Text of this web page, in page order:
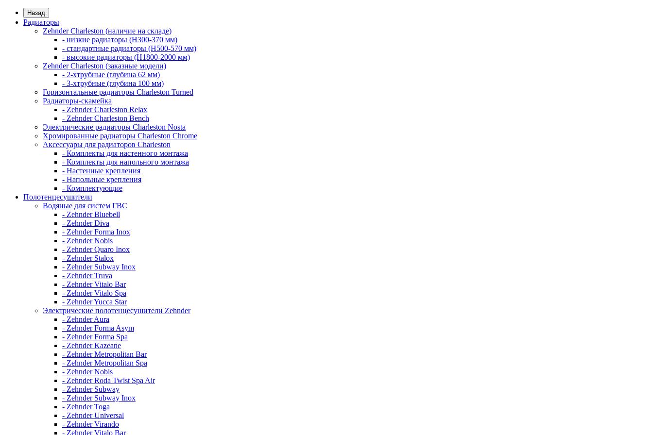
Назад
Радиаторы
Zehnder Charleston (наличие на складе)
- низкие радиаторы (H300-370 мм)
- стандартные радиаторы (H500-570 мм)
- высокие радиаторы (H1800-2000 мм)
Zehnder Charleston (заказные модели)
- 2-хтрубные (глубина 62 мм)
- 3-хтрубные (глубина 100 мм)
Горизонтальные радиаторы Charleston Turned
Радиаторы-скамейка
- Zehnder Charleston Relax
- Zehnder Charleston Bench
Электрические радиаторы Charleston Nosta
Хромированные радиаторы Charleston Chrome
Аксессуары для радиаторов Charleston
- Комплекты для настенного монтажа
- Комплекты для напольного монтажа
- Настенные крепления
- Напольные крепления
- Комплектующие
Полотенцесушители
Водяные для систем ГВС
- Zehnder Bluebell
- Zehnder Diva
- Zehnder Forma Inox
- Zehnder Nobis
- Zehnder Quaro Inox
- Zehnder Stalox
- Zehnder Subway Inox
- Zehnder Truva
- Zehnder Vitalo Bar
- Zehnder Vitalo Spa
- Zehnder Yucca Star
Электрические полотенцесушители Zehnder
- Zehnder Aura
- Zehnder Forma Asym
- Zehnder Forma Spa
- Zehnder Kazeane
- Zehnder Metropolitan Bar
- Zehnder Metropolitan Spa
- Zehnder Nobis
- Zehnder Roda Twist Spa Air
- Zehnder Subway
- Zehnder Subway Inox
- Zehnder Toga
- Zehnder Universal
- Zehnder Virando
- Zehnder Vitalo Bar